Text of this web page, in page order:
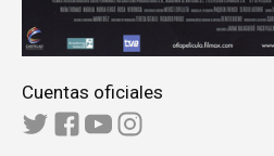
Cuentas oficiales